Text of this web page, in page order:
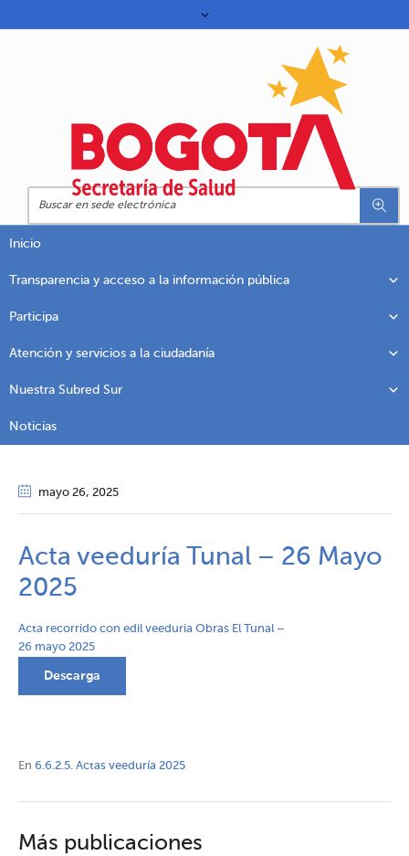
Inicio
Transparencia y acceso a la información pública
Participa
Atención y servicios a la ciudadanía
Nuestra Subred Sur
Noticias
mayo 26, 2025
Acta veeduría Tunal – 26 Mayo
2025
Acta recorrido con edil veeduria Obras El Tunal –
26 mayo 2025
Descarga
En 6.6.2.5. Actas veeduría 2025
Más publicaciones